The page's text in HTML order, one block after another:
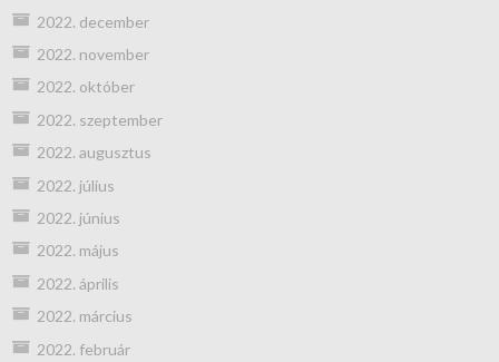
2022. december
2022. november
2022. október
2022. szeptember
2022. augusztus
2022. július
2022. június
2022. május
2022. április
2022. március
2022. február